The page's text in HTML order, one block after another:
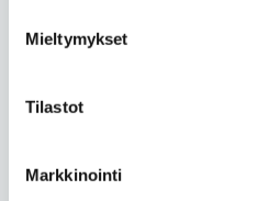
Mieltymykset
Tilastot
Markkinointi
Jokainen
työn laajuudesta ja
automaatiojärjestelmä